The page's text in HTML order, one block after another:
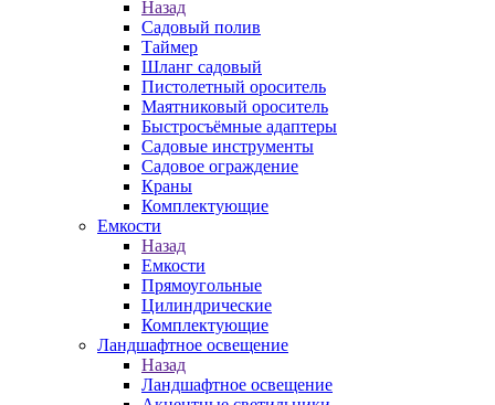
Назад
Садовый полив
Таймер
Шланг садовый
Пистолетный ороситель
Маятниковый ороситель
Быстросъёмные адаптеры
Садовые инструменты
Садовое ограждение
Краны
Комплектующие
Емкости
Назад
Емкости
Прямоугольные
Цилиндрические
Комплектующие
Ландшафтное освещение
Назад
Ландшафтное освещение